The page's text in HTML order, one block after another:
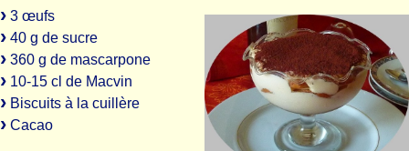
3 œufs
40 g de sucre
360 g de mascarpone
10-15 cl de Macvin
Biscuits à la cuillère
Cacao